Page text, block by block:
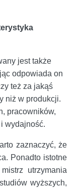
jest także
odpowiada on
też za jakąś
niż w produkcji.
pracowników,
wydajność.
zaznaczyć, że
Ponadto istotne
utrzymania
wyższych,